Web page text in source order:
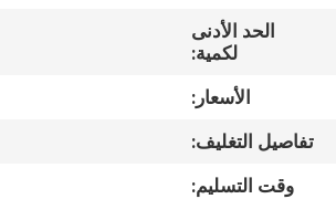
مراقبة
الجودة
الحد الأدنى
لكمية:
الأسعار:
تفاصيل التغليف:
وقت التسليم: